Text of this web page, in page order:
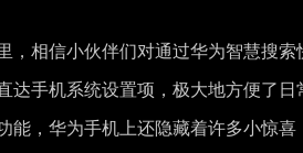
，相信小伙伴们对通过华为智慧搜
达手机系统设置项，极大地方便了
能，华为手机上还隐藏着许多小惊喜